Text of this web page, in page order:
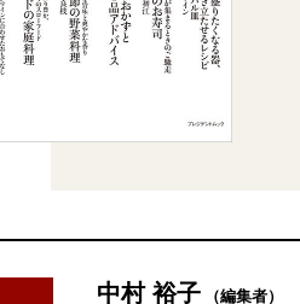
中村 裕子 （編集者）